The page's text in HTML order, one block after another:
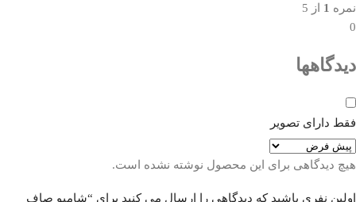
نمره 1 از 5
0
دیدگاهها
فقط دارای تصویر
هیچ دیدگاهی برای این محصول نوشته نشده است.
اولین نفری باشید که دیدگاهی را ارسال می کنید برای “شامپو صاف